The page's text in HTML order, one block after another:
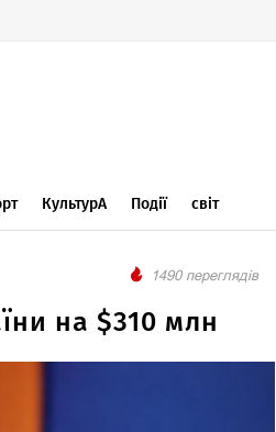
КультурА Події світ
1490 переглядів
на $310 млн